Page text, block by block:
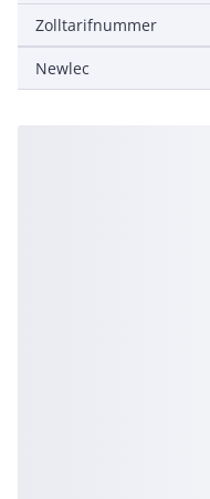
Zolltarifnummer
Newlec